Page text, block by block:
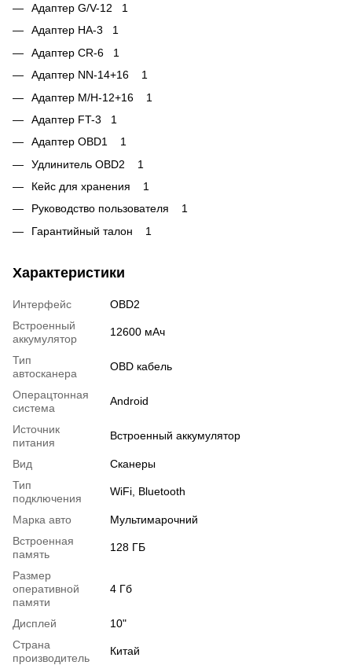
Адаптер G/V-12 1
Адаптер HA-3 1
Адаптер CR-6 1
Адаптер NN-14+16 1
Адаптер M/H-12+16 1
Адаптер FT-3 1
Адаптер OBD1 1
Удлинитель OBD2 1
Кейс для хранения 1
Руководство пользователя 1
Гарантийный талон 1
Характеристики
Интерфейс
OBD2
Встроенный
аккумулятор
12600 мАч
Тип
автосканера
OBD кабель
Операцтонная
система
Android
Источник
питания
Встроенный аккумулятор
Вид
Сканеры
Тип
подключения
WiFi, Bluetooth
Марка авто
Мультимарочний
Встроенная
память
128 ГБ
Размер
оперативной
памяти
4 Гб
Дисплей
10"
Страна
производитель
Китай